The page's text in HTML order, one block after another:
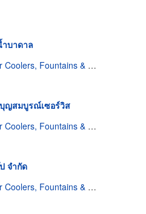
ำบาดาล
Fountains & Filters
ญสมบูรณ์เซอร์วิส
Fountains & Filters
จำกัด
Fountains & Filters